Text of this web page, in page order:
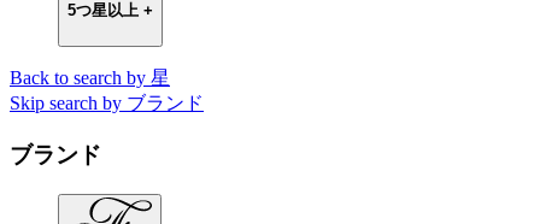
5つ星以上 +
Back to search by 星
Skip search by ブランド
ブランド